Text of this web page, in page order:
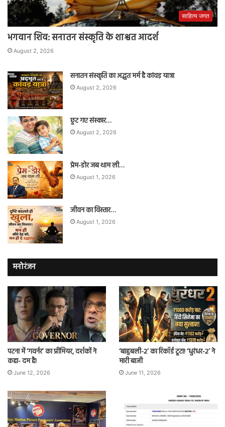
साहित्य जगत
भगवान शिव: सनातन संस्कृति के शाश्वत आदर्श
August 2, 2026
सनातन संस्कृति का अद्भुत मर्म है कांवड़ यात्रा
August 2, 2026
छूट गए संस्कार…
August 2, 2026
प्रेम-डोर जब थाम ली…
August 1, 2026
जीवन का विस्तार…
August 1, 2026
मनोरंजन
पटना में ‘गवर्नर’ का प्रीमियर, दर्शकों ने
कहा- दम है!
June 12, 2026
‘बाहुबली-2’ का रिकॉर्ड टूटा! ‘धुरंधर-2’ ने
मारी बाजी
June 11, 2026